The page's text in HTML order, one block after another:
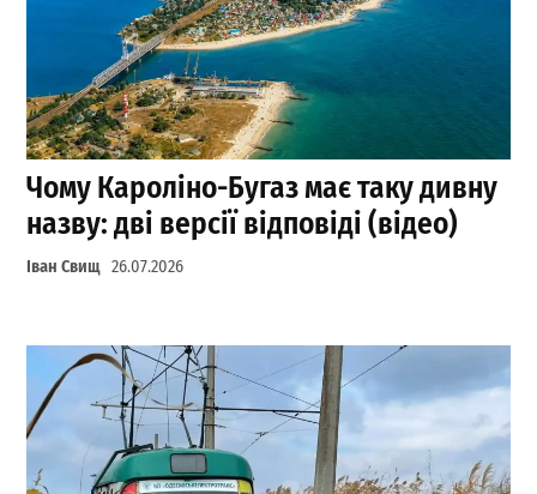
Чому Кароліно-Бугаз має таку дивну
назву: дві версії відповіді (відео)
Іван Свищ 26.07.2026